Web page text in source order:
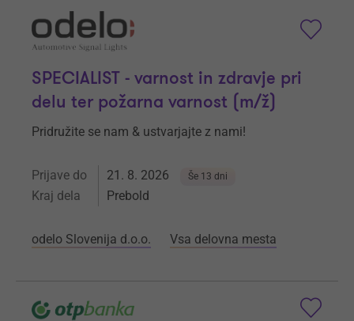
SPECIALIST - varnost in zdravje pri
delu ter požarna varnost (m/ž)
Pridružite se nam & ustvarjajte z nami!
Prijave do 21. 8. 2026 Še 13 dni
Kraj dela Prebold
odelo Slovenija d.o.o. Vsa delovna mesta